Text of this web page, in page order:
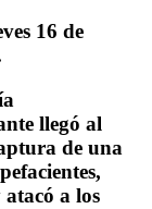
16 de
llegó al
de una
a los